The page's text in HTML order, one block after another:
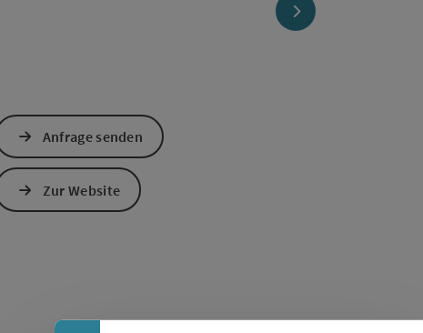
nächstes Element
Anfrage senden
Zur Website